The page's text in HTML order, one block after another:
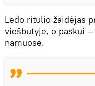
Ledo ritulio žaidėjas
viešbutyje, o paskui
namuose.